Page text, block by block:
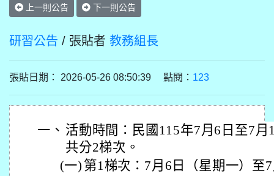
上一則公告 下一則公告
研習公告 / 張貼者 教務組長
張貼日期： 2026-05-26 08:50:39 點閱： 123
一、 活動時間：民國115年7月6日至7
共分2梯次。
(一) 第1梯次：7月6日（星期一）至